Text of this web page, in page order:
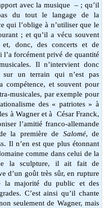
avec la musique – ; qu’il
du tout le langage de la
qui l’oblige à n’utiliser que le
; et qu’il a vécu souvent
donc, des concerts et de
l’a forcément privé de quantité
Il n’intervient donc
sur un terrain qui n’est pas
compétence, et souvent pour
musicales, par exemple pour
des « patriotes » à
à Wagner et à César Franck,
l’amitié franco-allemande
la première de Salomé, de
Il n’en est que plus étonnant
comme dans celui de la
la sculpture, il ait fait de
d’un goût très sûr, en rupture
la majorité du public et des
C’est ainsi qu’il chante
seulement de Wagner, mais